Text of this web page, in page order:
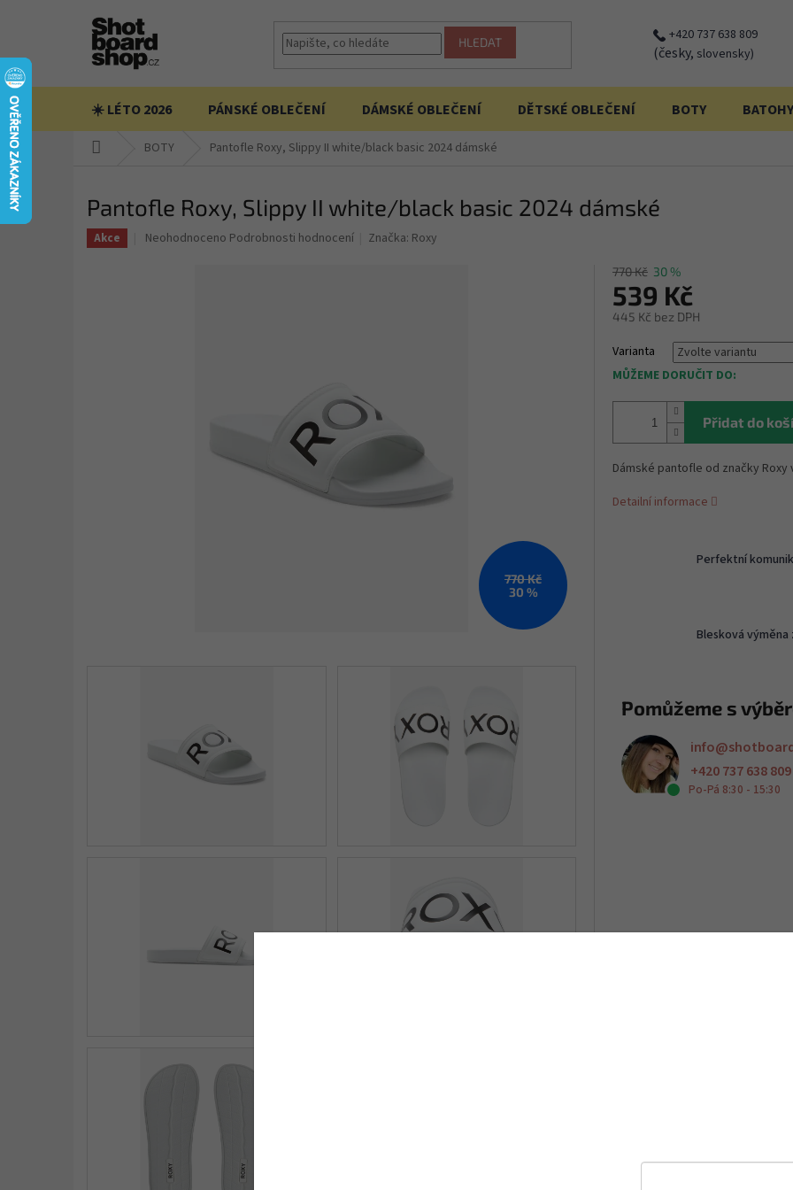
HLEDAT +420 737 638 809
(česky, slovensky)
☀️ LÉTO 2026
PÁNSKÉ OBLEČENÍ DÁMSKÉ OBLEČENÍ DĚTSKÉ OBLEČENÍ BOTY BATOHY
BOTY Pantofle Roxy, Slippy II white/black basic 2024 dámské
Pantofle Roxy, Slippy II white/black basic 2024 dámské
Akce
Průměrné
Neohodnoceno Podrobnosti hodnocení Značka: Roxy
770 Kč
30 %
770 Kč 30 %
539 Kč
445 Kč bez DPH
cena:
Varianta
MŮŽEME DORUČIT DO:
Přidat do
Dámské pantofle od značky
Detailní informace
Perfektní
Blesková výměna
Pomůžeme s
info@
+420 737 638 809
Po-Pá 8:30 - 15:30